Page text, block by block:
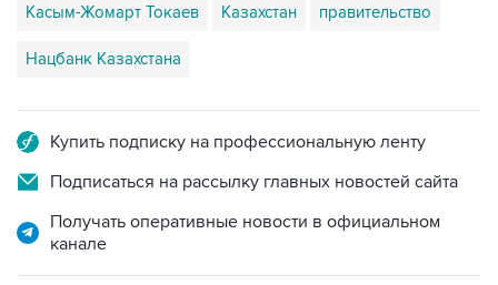
Нацбанк Казахстана
Подписаться на рассылку главных новостей сайта
Получать оперативные новости в официальном
НОВОСТИ ПО ТЕМЕ